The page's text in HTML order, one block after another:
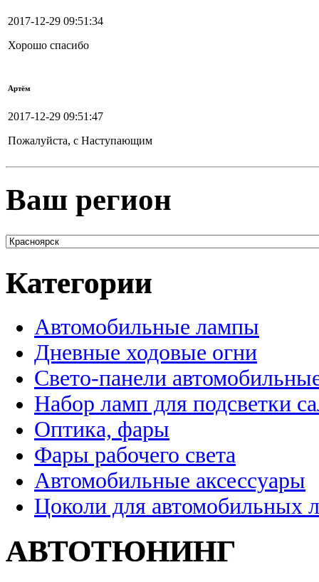
2017-12-29 09:51:34
Хорошо спасибо
Артём
2017-12-29 09:51:47
Пожалуйста, с Наступающим
Ваш регион
Категории
Автомобильные лампы
Дневные ходовые огни
Свето-панели
Набор ламп для подсветки
Оптика, фары
Фары рабочего света
Автомобильные аксессуары
Цоколи для автомобильных
АВТОТЮНИНГ